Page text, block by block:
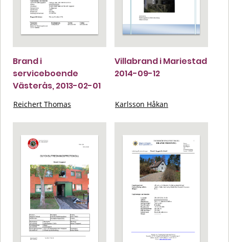
Brand i
serviceboende
Västerås, 2013-02-01
Reichert Thomas
Villabrand i Mariestad
2014-09-12
Karlsson Håkan